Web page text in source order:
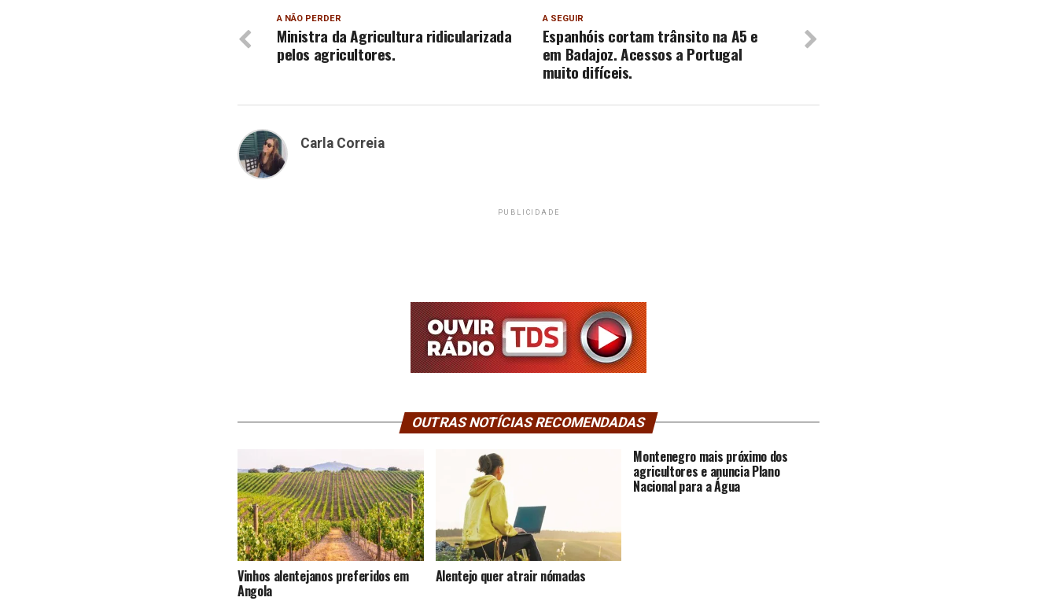
A SEGUIR
Espanhóis cortam trânsito na A5 e
em Badajoz. Acessos a Portugal
muito difíceis.
A NÃO PERDER
Ministra da Agricultura ridicularizada
pelos agricultores.
Carla Correia
PUBLICIDADE
OUTRAS NOTÍCIAS RECOMENDADAS
Vinhos alentejanos preferidos em
Angola
Alentejo quer atrair nómadas
Montenegro mais próximo dos
agricultores e anuncia Plano
Nacional para a Água